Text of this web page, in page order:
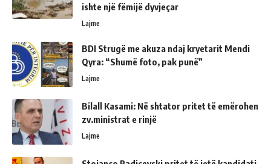
ishte një fëmijë dyvjeçar
Lajme
BDI Strugë me akuza ndaj kryetarit Mendi
Qyra: “Shumë foto, pak punë”
Lajme
Bilall Kasami: Në shtator pritet të emërohen
zv.ministrat e rinjë
Lajme